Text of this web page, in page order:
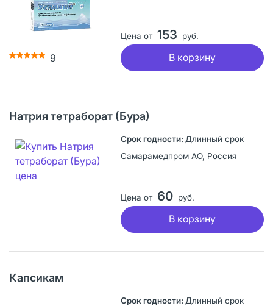
9
Цена от 153 руб.
В корзину
Натрия тетраборат (Бура)
Длинный срок
Самарамедпром АО, Россия
Цена от 60 руб.
В корзину
Капсикам
Длинный срок